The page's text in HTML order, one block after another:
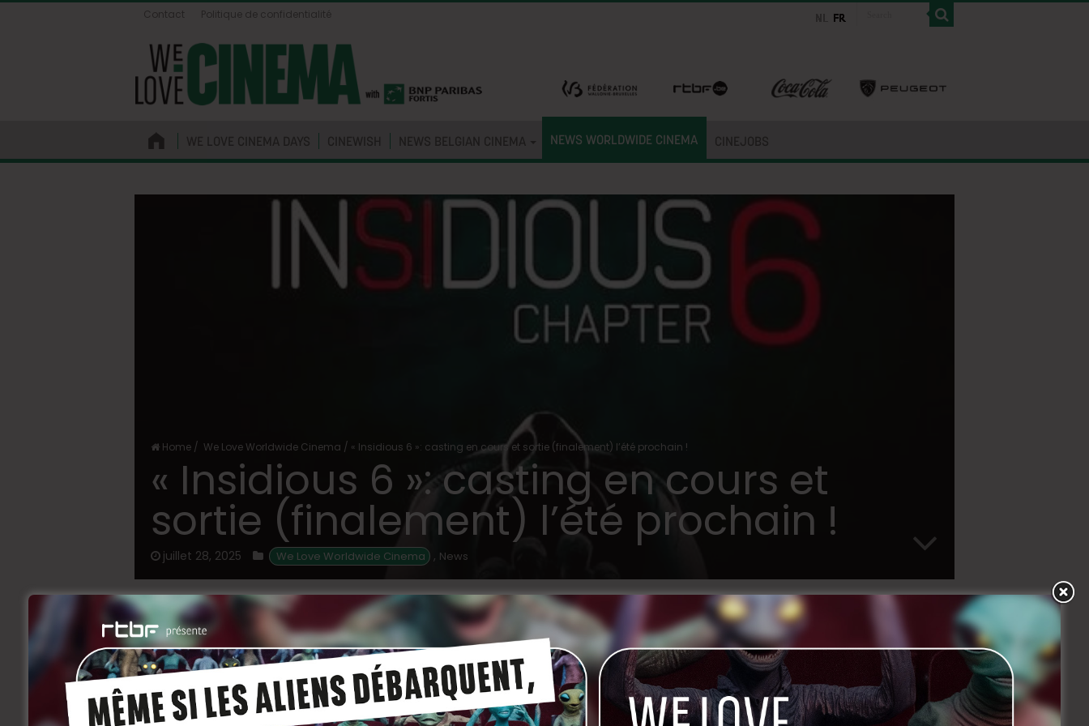
Contact Politique de confidentialité
WE LOVE CINEMA DAYS CINEWISH NEWS BELGIAN CINEMA NEWS WORLDWIDE CINEMA CINEJOBS
Home / We Love Worldwide Cinema / « Insidious 6 »: casting en cours et sortie (finalement) l’été prochain !
« Insidious 6 »: casting en cours et
sortie (finalement) l’été prochain !
juillet 28, 2025 We Love Worldwide Cinema , News
La franchise
, maîtresse des terreurs spectrales et des voyages astraux,
s’apprête à revenir sur grand écran avec un sixième opus, ravivant l’intérêt des fans
pour le redoutableFurther(Le Lointain).
Après le succès de
The Red Door, qui a marqué le retour du casting original et la conclusion
(présumée) de l’arc de la famille Lambert, Insidious 6s’annonce comme un nouveau chapitre,
potentiellement avec un souffle nouveau.
SOCIAL